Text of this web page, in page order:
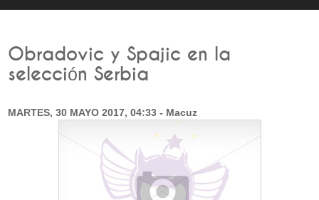
Obradovic y Spajic en la
selección Serbia
MARTES, 30 MAYO 2017, 04:33 - Macuz